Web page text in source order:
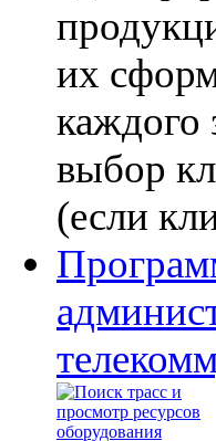
их
каждого
выбор
(если